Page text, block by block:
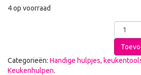
4 op voorraad
Categorieën: Handige hulpjes,
Keukenhulpen.